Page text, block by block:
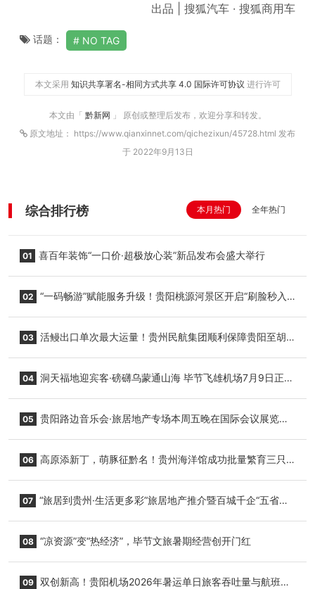
出品 | 搜狐汽车 · 搜狐商用车
话题： NO TAG
本文采用 知识共享署名-相同方式共享 4.0 国际许可协议 进行许可
本文由「 黔新网 」 原创或整理后发布，欢迎分享和转发。
原文地址： https://www.qianxinnet.com/qichezixun/45728.html 发布
于 2022年9月13日
综合排行榜 本月热门 全年热门
01 喜百年装饰“一口价·超极放心装”新品发布会盛大举行
02 “一码畅游”赋能服务升级！贵阳桃源河景区开启“刷脸秒入
03 活鳗出口单次最大运量！贵州民航集团顺利保障贵阳至胡
04 洞天福地迎宾客·磅礴乌蒙通山海 毕节飞雄机场7月9日正式
05 贵阳路边音乐会·旅居地产专场本周五晚在国际会议展览中
06 高原添新丁，萌豚征黔名！贵州海洋馆成功批量繁育三只
07 “旅居到贵州·生活更多彩”旅居地产推介暨百城千企“五省
08 “凉资源”变“热经济”，毕节文旅暑期经营创开门红
09 双创新高！贵阳机场2026年暑运单日旅客吞吐量与航班起